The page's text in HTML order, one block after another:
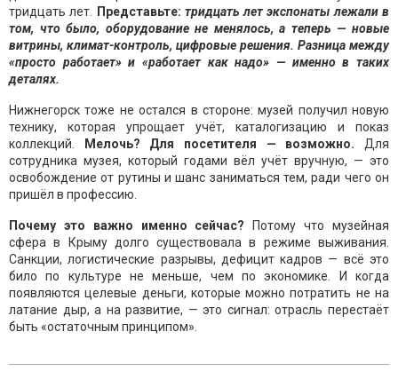
тридцать лет.
Представьте: тридцать лет экспонаты лежали в
том, что было, оборудование не менялось, а теперь — новые
витрины, климат-контроль, цифровые решения. Разница между
«просто работает» и «работает как надо» — именно в таких
деталях.
Нижнегорск тоже не остался в стороне: музей получил новую
технику, которая упрощает учёт, каталогизацию и показ
коллекций.
Мелочь? Для посетителя — возможно. Для
сотрудника музея, который годами вёл учёт вручную, — это
освобождение от рутины и шанс заниматься тем, ради чего он
пришёл в профессию.
Почему это важно именно сейчас? Потому что музейная
сфера в Крыму долго существовала в режиме выживания.
Санкции, логистические разрывы, дефицит кадров — всё это
било по культуре не меньше, чем по экономике. И когда
появляются целевые деньги, которые можно потратить не на
латание дыр, а на развитие, — это сигнал: отрасль перестаёт
быть «остаточным принципом».